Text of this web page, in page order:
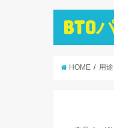
BTO
HOME 用